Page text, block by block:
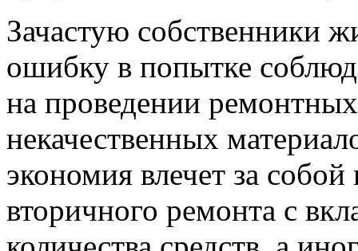
Зачастую собственники
ошибку в попытке
на проведении
некачественных
экономия влечет за
вторичного ремонта с